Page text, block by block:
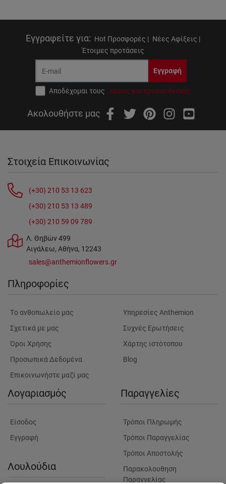
Εγγραφείτε για: Hot Προσφορές | Νέες Αφίξεις |
Έτοιμες προτάσεις
Εγγραφή
Αποδέχομαι τους όρους και προϋποθέσεις
Ακολουθήστε μας
Στοιχεία Επικοινωνίας
(+30) 210 53 13 623
(+30) 210 53 13 489
(+30) 210 59 09 789
Λ. Θηβών 499
Αιγάλεω, Αθήνα, 12243
sales@anthemionflowers.gr
Πληροφορίες
Tο ανθοπωλείο μας
Σχετικά με μας
Όροι Χρήσης
Προσωπικά Δεδομένα
Επικοινωνήστε μαζί μας
Υπηρεσίες Anthemion
Συχνές Ερωτήσεις
Χάρτης ιστότοπου
Blog
Λογαριασμός
Είσοδος
Εγγραφή
Λουλούδια
Παραγγελίες
Τρόποι Πληρωμής
Τρόποι Παραγγελίας
Τρόποι Αποστολής
Παρακολουθηση
Παραγγελίας